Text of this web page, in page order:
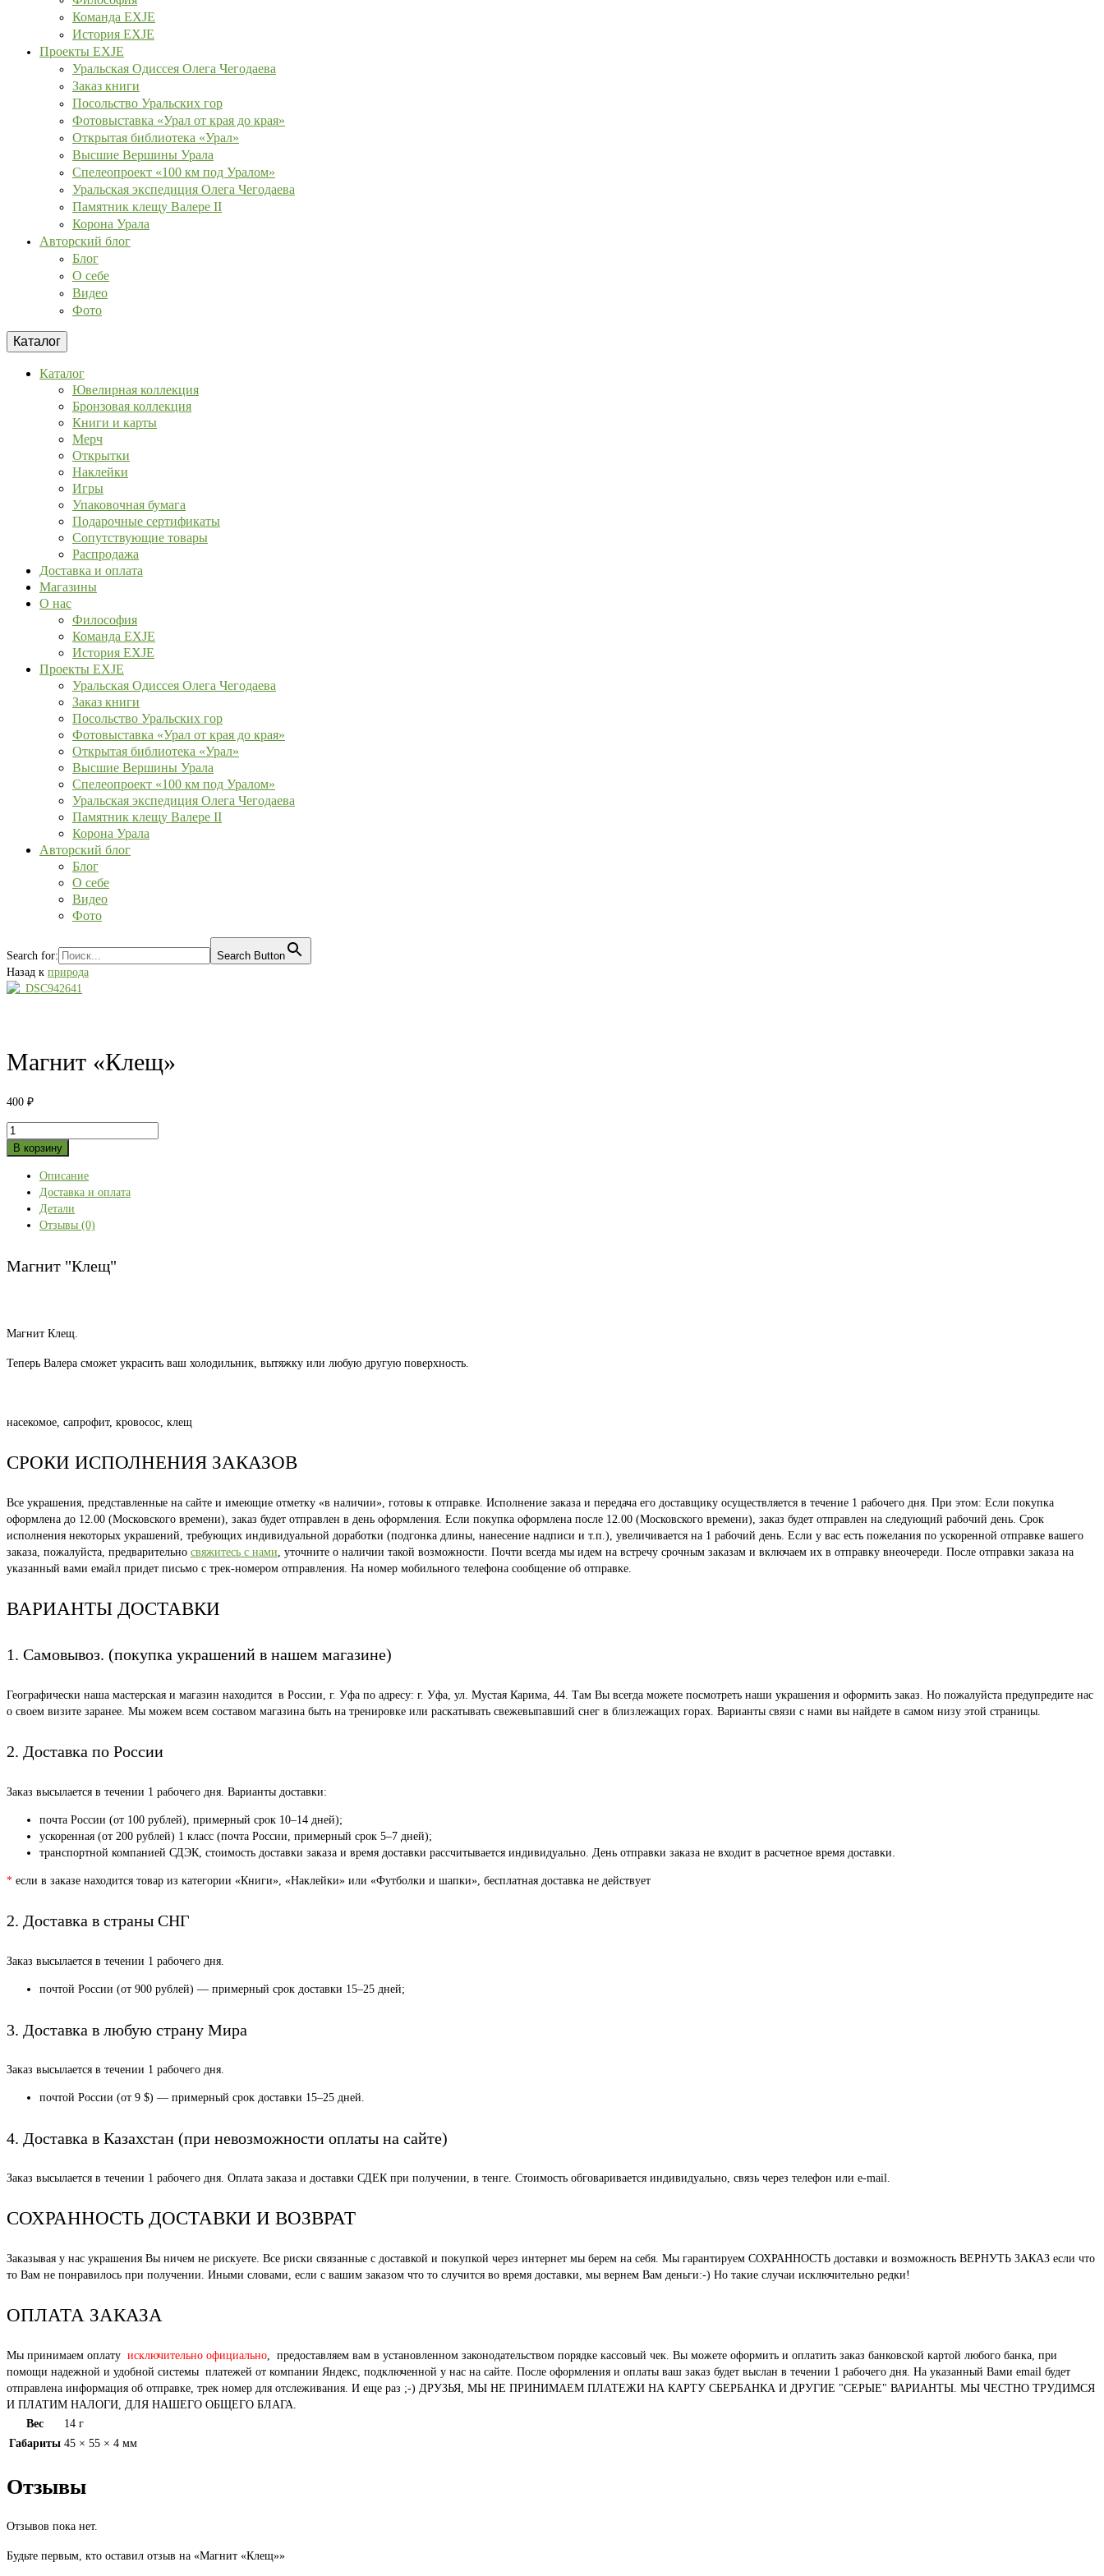
Команда EXJE
История EXJE
Проекты EXJE
Уральская Одиссея Олега Чегодаева
Заказ книги
Посольство Уральских гор
Фотовыставка «Урал от края до края»
Открытая библиотека «Урал»
Высшие Вершины Урала
Спелеопроект «100 км под Уралом»
Уральская экспедиция Олега Чегодаева
Памятник клещу Валере II
Корона Урала
Авторский блог
Блог
О себе
Видео
Фото
Каталог
Каталог
Ювелирная коллекция
Бронзовая коллекция
Книги и карты
Мерч
Открытки
Наклейки
Игры
Упаковочная бумага
Подарочные сертификаты
Сопутствующие товары
Распродажа
Доставка и оплата
Магазины
О нас
Философия
Команда EXJE
История EXJE
Проекты EXJE
Уральская Одиссея Олега Чегодаева
Заказ книги
Посольство Уральских гор
Фотовыставка «Урал от края до края»
Открытая библиотека «Урал»
Высшие Вершины Урала
Спелеопроект «100 км под Уралом»
Уральская экспедиция Олега Чегодаева
Памятник клещу Валере II
Корона Урала
Авторский блог
Блог
О себе
Видео
Фото
Search for:
Search Button
Назад к природа
Магнит «Клещ»
400 ₽
Количество
товара
"Клещ"
В корзину
Описание
Доставка и оплата
Детали
Отзывы (0)
Магнит "Клещ"
Магнит Клещ.
Теперь Валера сможет украсить ваш холодильник, вытяжку или любую другую поверхность.
насекомое, сапрофит, кровосос, клещ
СРОКИ ИСПОЛНЕНИЯ ЗАКАЗОВ
Все украшения, представленные на сайте и имеющие отметку «в наличии», готовы к отправке. Исполнение заказа и передача его доставщику осуществляется в течение 1 рабочего дня. При этом: Если покупка
оформлена до 12.00 (Московского времени), заказ будет отправлен в день оформления. Если покупка оформлена после 12.00 (Московского времени), заказ будет отправлен на следующий рабочий день. Срок
исполнения некоторых украшений, требующих индивидуальной доработки (подгонка длины, нанесение надписи и т.п.), увеличивается на 1 рабочий день. Если у вас есть пожелания по ускоренной отправке вашего
заказа, пожалуйста, предварительно свяжитесь с нами, уточните о наличии такой возможности. Почти всегда мы идем на встречу срочным заказам и включаем их в отправку внеочереди. После отправки заказа на
указанный вами емайл придет письмо с трек-номером отправления. На номер мобильного телефона сообщение об отправке.
ВАРИАНТЫ ДОСТАВКИ
1. Самовывоз. (покупка украшений в нашем магазине)
Географически наша мастерская и магазин находится в России, г. Уфа по адресу: г. Уфа, ул. Мустая Карима, 44. Там Вы всегда можете посмотреть наши украшения и оформить заказ. Но пожалуйста предупредите нас
о своем визите заранее. Мы можем всем составом магазина быть на тренировке или раскатывать свежевыпавший снег в близлежащих горах. Варианты связи с нами вы найдете в самом низу этой страницы.
2. Доставка по России
Заказ высылается в течении 1 рабочего дня. Варианты доставки:
почта России (от 100 рублей), примерный срок 10–14 дней);
ускоренная (от 200 рублей) 1 класс (почта России, примерный срок 5–7 дней);
транспортной компанией СДЭК, стоимость доставки заказа и время доставки рассчитывается индивидуально. День отправки заказа не входит в расчетное время доставки.
* если в заказе находится товар из категории «Книги», «Наклейки» или «Футболки и шапки», бесплатная доставка не действует
2. Доставка в страны СНГ
Заказ высылается в течении 1 рабочего дня.
почтой России (от 900 рублей) — примерный срок доставки 15–25 дней;
3. Доставка в любую страну Мира
Заказ высылается в течении 1 рабочего дня.
почтой России (от 9 $) — примерный срок доставки 15–25 дней.
4. Доставка в Казахстан (при невозможности оплаты на сайте)
Заказ высылается в течении 1 рабочего дня. Оплата заказа и доставки СДЕК при получении, в тенге. Стоимость обговаривается индивидуально, связь через телефон или e-mail.
СОХРАННОСТЬ ДОСТАВКИ И ВОЗВРАТ
Заказывая у нас украшения Вы ничем не рискуете. Все риски связанные с доставкой и покупкой через интернет мы берем на себя. Мы гарантируем СОХРАННОСТЬ доставки и возможность ВЕРНУТЬ ЗАКАЗ если что
то Вам не понравилось при получении. Иными словами, если с вашим заказом что то случится во время доставки, мы вернем Вам деньги:-) Но такие случаи исключительно редки!
ОПЛАТА ЗАКАЗА
Мы принимаем оплату исключительно официально, предоставляем вам в установленном законодательством порядке кассовый чек. Вы можете оформить и оплатить заказ банковской картой любого банка, при
помощи надежной и удобной системы платежей от компании Яндекс, подключенной у нас на сайте. После оформления и оплаты ваш заказ будет выслан в течении 1 рабочего дня. На указанный Вами email будет
отправлена информация об отправке, трек номер для отслеживания. И еще раз ;-) ДРУЗЬЯ, МЫ НЕ ПРИНИМАЕМ ПЛАТЕЖИ НА КАРТУ СБЕРБАНКА И ДРУГИЕ "СЕРЫЕ" ВАРИАНТЫ. МЫ ЧЕСТНО ТРУДИМСЯ
И ПЛАТИМ НАЛОГИ, ДЛЯ НАШЕГО ОБЩЕГО БЛАГА.
Вес
14 г
Габариты 45 × 55 × 4 мм
Отзывы
Отзывов пока нет.
Будьте первым, кто оставил отзыв на «Магнит «Клещ»»